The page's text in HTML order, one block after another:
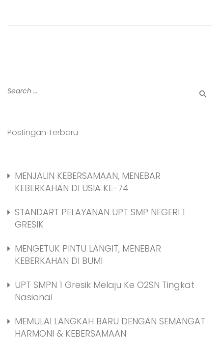
Postingan Terbaru
MENJALIN KEBERSAMAAN, MENEBAR
KEBERKAHAN DI USIA KE-74
STANDART PELAYANAN UPT SMP NEGERI 1
GRESIK
MENGETUK PINTU LANGIT, MENEBAR
KEBERKAHAN DI BUMI
UPT SMPN 1 Gresik Melaju Ke O2SN Tingkat
Nasional
MEMULAI LANGKAH BARU DENGAN SEMANGAT
HARMONI & KEBERSAMAAN